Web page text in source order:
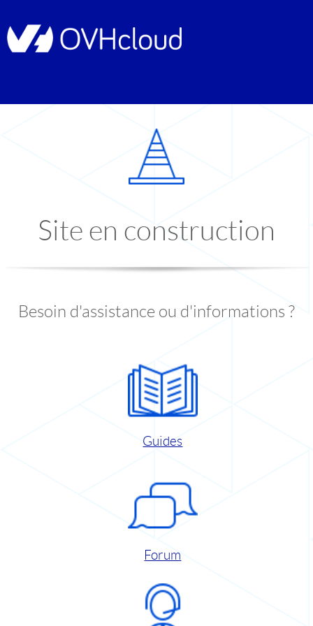
Site en construction
Besoin d'assistance ou d'informations ?
Guides
Forum